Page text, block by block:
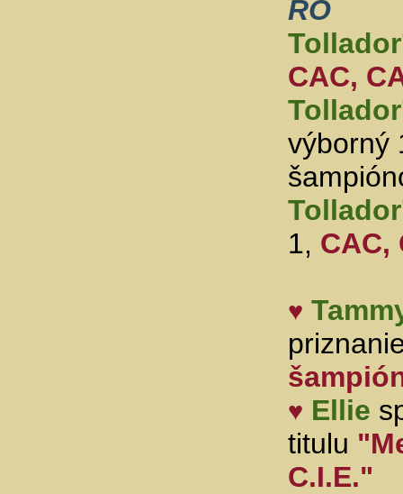
RO
CAC,
výborný
1, CAC,
♥
♥ Ellie
titulu
C.I.E."